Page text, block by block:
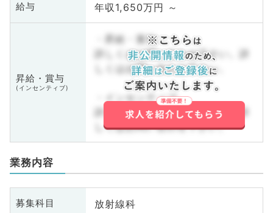
給与 年収1,650万円 ～
昇給・賞与
(インセンティブ)
・昇給・賞与
詳しくはお問い合わせ下さい。詳
しくはお問い合わせ下さい。
・インセンティブ
詳しくはお問い合わせ下さい。詳
しくはお問い合わせ下さい。
業務内容
募集科目 放射線科